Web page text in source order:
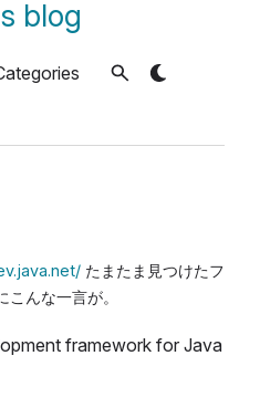
blog
たまたま見つけたフ
んな一言が。
framework for Java